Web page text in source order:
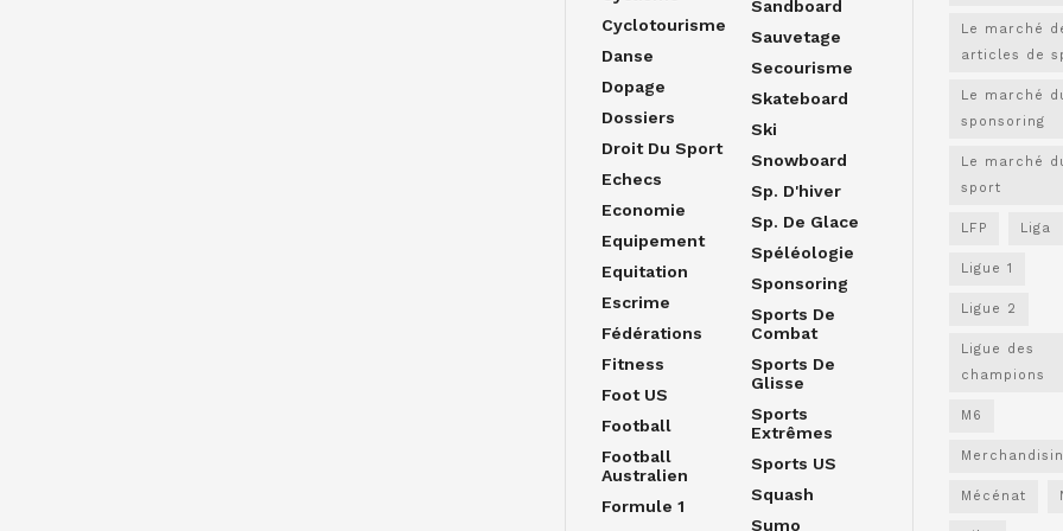
Cyclotourisme
Danse
Dopage
Dossiers
Droit Du Sport
Echecs
Economie
Equipement
Equitation
Escrime
Fédérations
Fitness
Foot US
Football
Football
Australien
Formule 1
Sandboard
Sauvetage
Secourisme
Skateboard
Ski
Snowboard
Sp. D'hiver
Sp. De Glace
Spéléologie
Sponsoring
Sports De
Combat
Sports De
Glisse
Sports
Extrêmes
Sports US
Squash
Sumo
Le marché
articles de
Le marché
sponsoring
Le marché
sport
LFP Liga
Ligue 1
Ligue 2
Ligue des
champions
M6
Mécénat